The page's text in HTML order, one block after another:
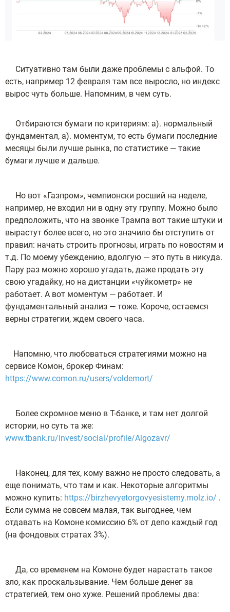
Ситуативно там были даже проблемы с альфой. То
есть, например 12 февраля там все выросло, но индекс
вырос чуть больше. Напомним, в чем суть.
Отбираются бумаги по критериям: а). нормальный
фундаментал, а). моментум, то есть бумаги последние
месяцы были лучше рынка, по статистике — такие
бумаги лучше и дальше.
Но вот «Газпром», чемпионски росший на неделе,
например, не входил ни в одну эту группу. Можно было
предположить, что на звонке Трампа вот такие штуки и
вырастут более всего, но это значило бы отступить от
правил: начать строить прогнозы, играть по новостям и
т.д. По моему убеждению, вдолгую — это путь в никуда.
Пару раз можно хорошо угадать, даже продать эту
свою угадайку, но на дистанции «чуйкометр» не
работает. А вот моментум — работает. И
фундаментальный анализ — тоже. Короче, остаемся
верны стратегии, ждем своего часа.
Напомню, что любоваться стратегиями можно на
сервисе Комон, брокер Финам:
https://www.comon.ru/users/voldemort/
Более скромное меню в Т-банке, и там нет долгой
истории, но суть та же:
www.tbank.ru/invest/social/profile/Algozavr/
Наконец, для тех, кому важно не просто следовать, а
еще понимать, что там и как. Некоторые алгоритмы
можно купить: https://birzhevyetorgovyesistemy.molz.io/ .
Если сумма не совсем малая, так выгоднее, чем
отдавать на Комоне комиссию 6% от депо каждый год
(на фондовых стратах 3%).
Да, со временем на Комоне будет нарастать такое
зло, как проскальзывание. Чем больше денег за
стратегией, тем оно хуже. Решений проблемы два: